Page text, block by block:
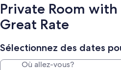
Private Room
Great Rate
Sélectionnez des dates
Où allez-vous?